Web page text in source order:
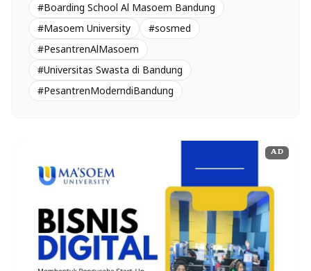
#Boarding School Al Masoem Bandung
#Masoem University
#sosmed
#PesantrenAlMasoem
#Universitas Swasta di Bandung
#PesantrenModerndiBandung
AD